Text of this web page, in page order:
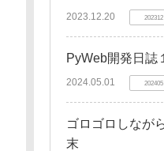
2023.12.20 202312
PyWeb開発日誌
2024.05.01 202405
ゴロゴロしなが
末